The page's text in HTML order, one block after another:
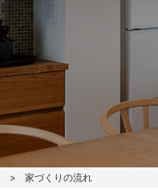
家づくりの流れ